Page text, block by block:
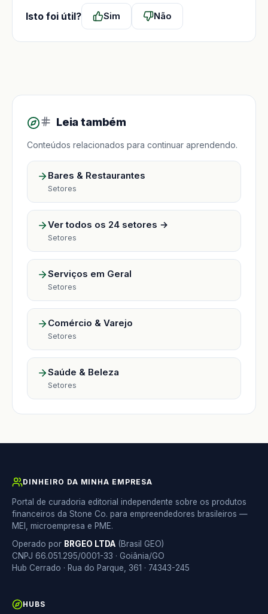
Isto foi útil? Sim Não
Leia também
Conteúdos relacionados para continuar aprendendo.
Bares & Restaurantes
Setores
Ver todos os 24 setores →
Setores
Serviços em Geral
Setores
Comércio & Varejo
Setores
Saúde & Beleza
Setores
DINHEIRO DA MINHA EMPRESA
Portal de curadoria editorial independente sobre os produtos
financeiros da Stone Co. para empreendedores brasileiros —
MEI, microempresa e PME.
Operado por BRGEO LTDA (Brasil GEO)
CNPJ 66.051.295/0001-33 · Goiânia/GO
Hub Cerrado · Rua do Parque, 361 · 74343-245
HUBS